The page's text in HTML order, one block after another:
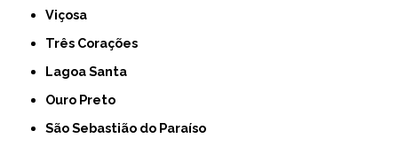
Viçosa
Três Corações
Lagoa Santa
Ouro Preto
São Sebastião do Paraíso